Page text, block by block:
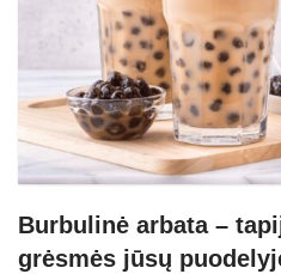
Burbulinė arbata –
grėsmės jūsų